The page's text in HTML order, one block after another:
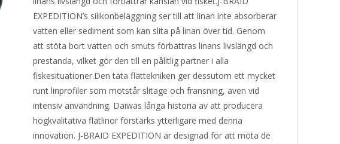
EXPEDITION’s silikonbeläggning ser till att linan inte absorberar
vatten eller sediment som kan slita på linan över tid. Genom
att stöta bort vatten och smuts förbättras linans livslängd och
prestanda, vilket gör den till en pålitlig partner i alla
fiskesituationer.Den täta flättekniken ger dessutom ett mycket
runt linprofiler som motstår slitage och fransning, även vid
intensiv användning. Daiwas långa historia av att producera
högkvalitativa flätlinor förstärks ytterligare med denna
innovation. J-BRAID EXPEDITION är designad för att möta de